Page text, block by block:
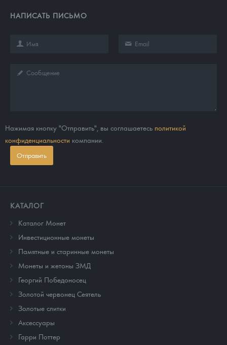
НАПИСАТЬ ПИСЬМО
Нажимая кнопку "Отправить", вы соглашаетесь политикой
конфиденциальности компании.
Отправить
КАТАЛОГ
Каталог Монет
Инвестиционные монеты
Памятные и старинные монеты
Монеты и жетоны ЗМД
Георгий Победоносец
Золотой червонец Сеятель
Золотые слитки
Аксессуары
Гарри Поттер